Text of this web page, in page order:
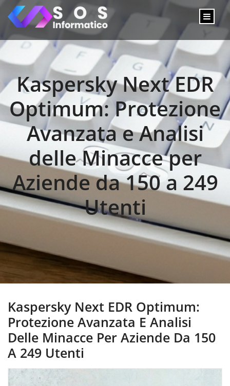
Kaspersky Next EDR
Optimum: Protezione
Avanzata e Analisi
delle Minacce per
Aziende da 150 a 249
Utenti
Kaspersky Next EDR Optimum:
Protezione Avanzata E Analisi
Delle Minacce Per Aziende Da 150
A 249 Utenti